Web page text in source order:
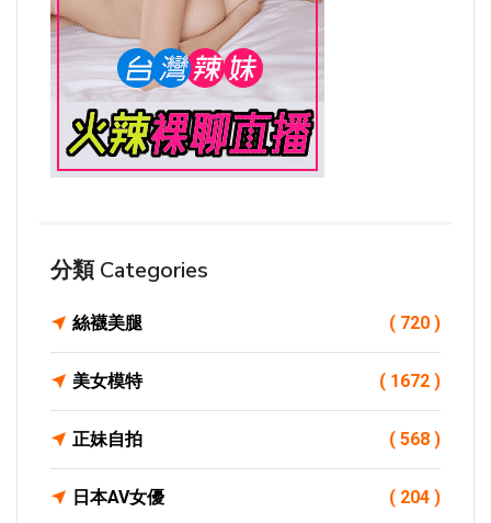
分類 Categories
絲襪美腿 ( 720 )
美女模特 ( 1672 )
正妹自拍 ( 568 )
日本AV女優 ( 204 )